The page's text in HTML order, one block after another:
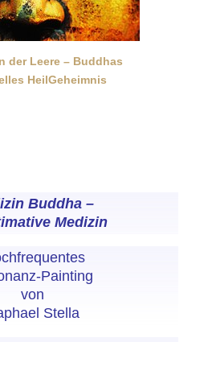
der Leere – Buddhas
HeilGeheimnis
Buddha –
Medizin
Painting
von
Stella